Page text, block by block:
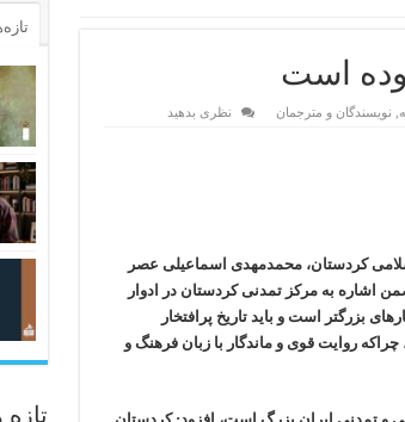
است
نویسندگان و مترجمان نظری بدهید
کردستان، محمدمهدی اسماعیلی عصر
کشوری شهدای بمباران ۱۵ خرداد سال ۱۳۶۳ بانه ضمن اشاره به مرکز تمدنی کردستان در ادوار
بزرگتر است و باید تاریخ پرافتخار
روایت قوی و ماندگار با زبان فرهنگ و